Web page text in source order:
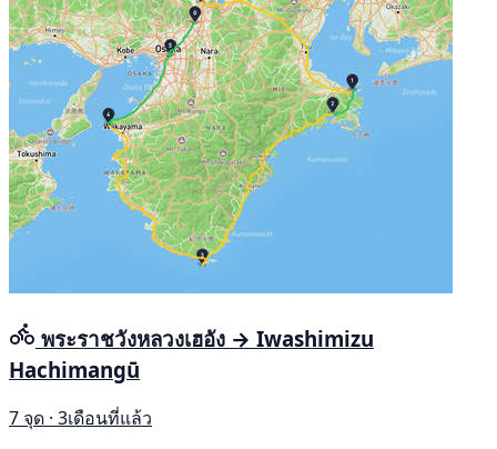
พระราชวังหลวงเฮอัง → Iwashimizu
Hachimangū
7 จุด · 3เดือนที่แล้ว